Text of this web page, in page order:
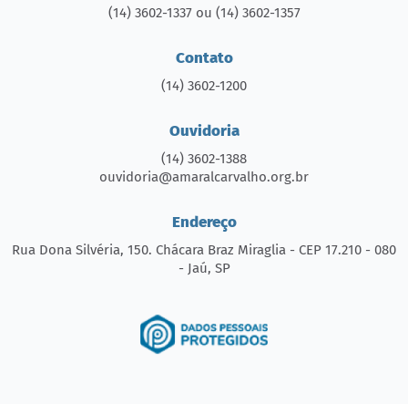
(14) 3602-1337 ou (14) 3602-1357
Contato
(14) 3602-1200
Ouvidoria
(14) 3602-1388
ouvidoria@amaralcarvalho.org.br
Endereço
Rua Dona Silvéria, 150. Chácara Braz Miraglia - CEP 17.210 - 080
- Jaú, SP